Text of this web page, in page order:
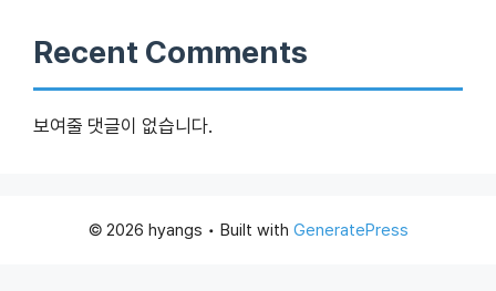
Recent Comments
보여줄 댓글이 없습니다.
© 2026 hyangs • Built with GeneratePress